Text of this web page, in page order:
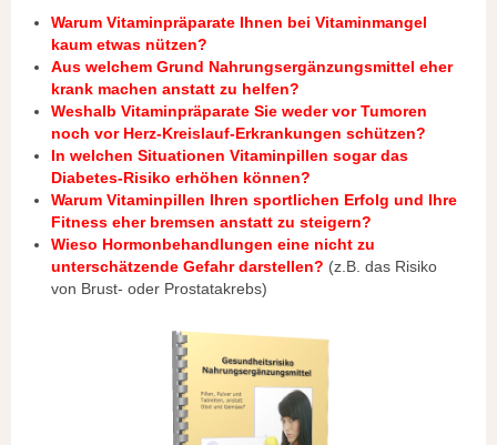
Warum Vitaminpräparate Ihnen bei Vitaminmangel
kaum etwas nützen?
Aus welchem Grund Nahrungsergänzungsmittel eher
krank machen anstatt zu helfen?
Weshalb Vitaminpräparate Sie weder vor Tumoren
noch vor Herz-Kreislauf-Erkrankungen schützen?
In welchen Situationen Vitaminpillen sogar das
Diabetes-Risiko erhöhen können?
Warum Vitaminpillen Ihren sportlichen Erfolg und Ihre
Fitness eher bremsen anstatt zu steigern?
Wieso Hormonbehandlungen eine nicht zu
unterschätzende Gefahr darstellen? (z.B. das Risiko
von Brust- oder Prostatakrebs)